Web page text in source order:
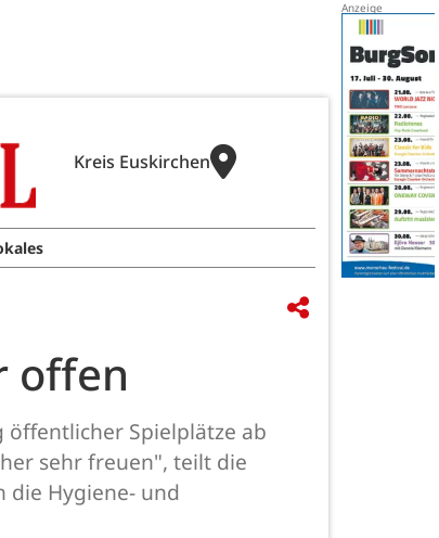
Kreis Euskirchen
offen
Spielplätze ab
sehr freuen", teilt die
die Hygiene- und